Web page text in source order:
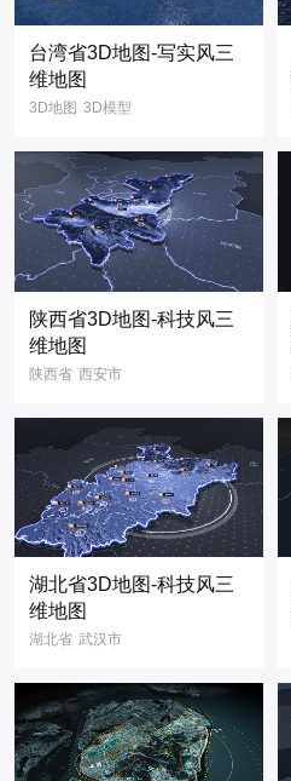
台湾省3D地图-写实风三
维地图
3D地图 3D模型
三维地图
立体地图
GIS地图 3维地图
陕西省3D地图-科技风三
维地图
陕西省 西安市
三维地图
立体地图 3维地图
省份地图
湖北省3D地图-科技风三
维地图
湖北省 武汉市
科技风 三维地图
立体地图 3维地图
省份地图